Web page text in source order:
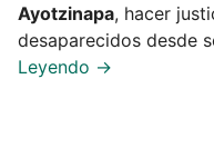
Ayotzinapa, hacer
desaparecidos desde